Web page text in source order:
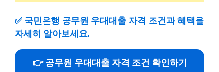
✅ 국민은행 공무원 우대대출 자격 조건과 혜택을
자세히 알아보세요.
👉 공무원 우대대출 자격 조건 확인하기